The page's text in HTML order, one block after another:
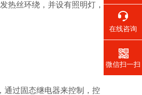
热丝环绕，并设有照明灯，
通过固态继电器来控制，控
在线咨询
微信扫一扫